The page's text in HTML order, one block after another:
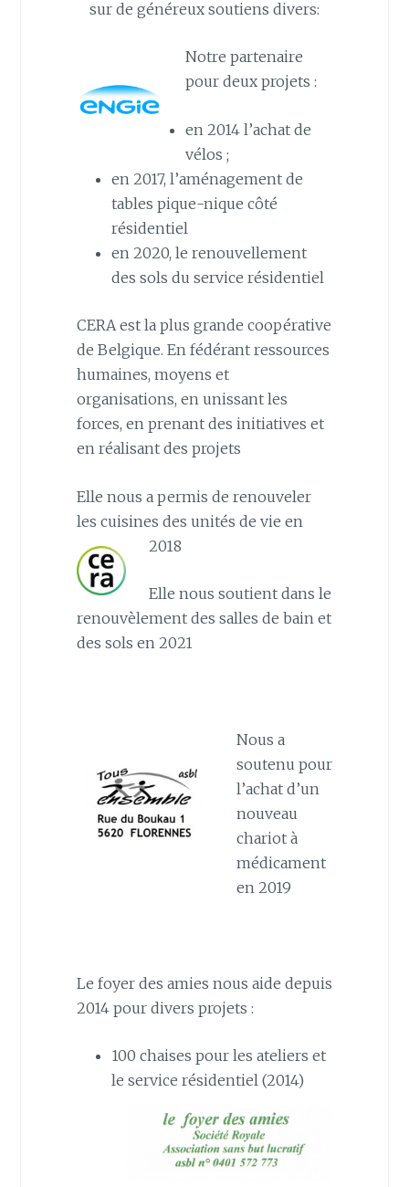
sur de généreux soutiens divers:
Notre partenaire
pour deux projets :
en 2014 l’achat de
vélos ;
en 2017, l’aménagement de
tables pique-nique côté
résidentiel
en 2020, le renouvellement
des sols du service résidentiel
CERA est la plus grande coopérative
de Belgique. En fédérant ressources
humaines, moyens et
organisations, en unissant les
forces, en prenant des initiatives et
en réalisant des projets
Elle nous a permis de renouveler
les cuisines des unités de vie en
2018
Elle nous soutient dans le
renouvèlement des salles de bain et
des sols en 2021
Nous a
soutenu pour
l’achat d’un
nouveau
chariot à
médicament
en 2019
Le foyer des amies nous aide depuis
2014 pour divers projets :
100 chaises pour les ateliers et
le service résidentiel (2014)